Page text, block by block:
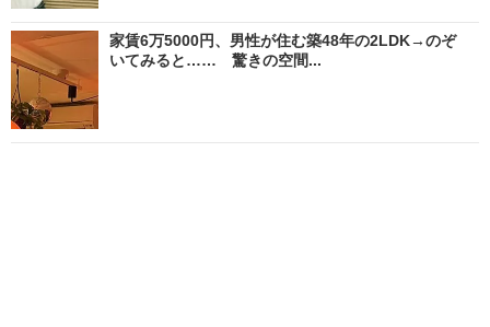
家賃6万5000円、男性が住む築48年の2LDK→のぞ
いてみると…… 驚きの空間...